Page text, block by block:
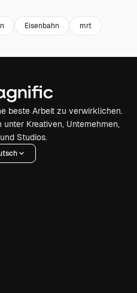
Eisenbahn mrt
beste Arbeit zu verwirklichen.
Kreativen, Unternehmen,
Studios.